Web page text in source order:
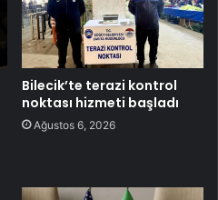
Bilecik’te terazi kontrol
noktası hizmeti başladı
Ağustos 6, 2026